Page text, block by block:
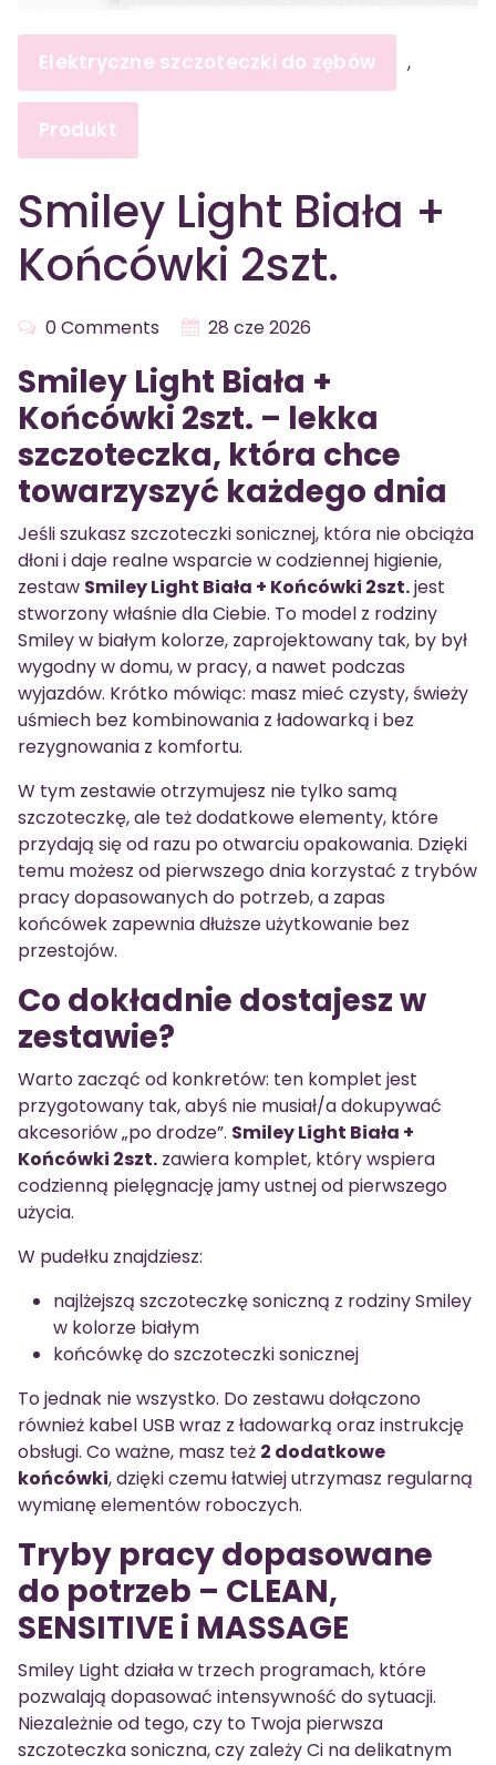
Elektryczne szczoteczki do zębów ,
Produkt
Smiley Light Biała +
Końcówki 2szt.
0 Comments 28 cze 2026
Smiley Light Biała +
Końcówki 2szt. – lekka
szczoteczka, która chce
towarzyszyć każdego dnia
Jeśli szukasz szczoteczki sonicznej, która nie obciąża
dłoni i daje realne wsparcie w codziennej higienie,
zestaw Smiley Light Biała + Końcówki 2szt.jest
stworzony właśnie dla Ciebie. To model z rodziny
Smiley w białym kolorze, zaprojektowany tak, by był
wygodny w domu, w pracy, a nawet podczas
wyjazdów. Krótko mówiąc: masz mieć czysty, świeży
uśmiech bez kombinowania z ładowarką i bez
rezygnowania z komfortu.
W tym zestawie otrzymujesz nie tylko samą
szczoteczkę, ale też dodatkowe elementy, które
przydają się od razu po otwarciu opakowania. Dzięki
temu możesz od pierwszego dnia korzystać z trybów
pracy dopasowanych do potrzeb, a zapas
końcówek zapewnia dłuższe użytkowanie bez
przestojów.
Co dokładnie dostajesz w
zestawie?
Warto zacząć od konkretów: ten komplet jest
przygotowany tak, abyś nie musiał/a dokupywać
akcesoriów „po drodze”. Smiley Light Biała +
Końcówki 2szt. zawiera komplet, który wspiera
codzienną pielęgnację jamy ustnej od pierwszego
użycia.
W pudełku znajdziesz:
najlżejszą szczoteczkę soniczną z rodziny Smiley
w kolorze białym
końcówkę do szczoteczki sonicznej
To jednak nie wszystko. Do zestawu dołączono
również kabel USB wraz z ładowarką oraz instrukcję
obsługi. Co ważne, masz też 2 dodatkowe
końcówki, dzięki czemu łatwiej utrzymasz regularną
wymianę elementów roboczych.
Tryby pracy dopasowane
do potrzeb – CLEAN,
SENSITIVE i MASSAGE
Smiley Light działa w trzech programach, które
pozwalają dopasować intensywność do sytuacji.
Niezależnie od tego, czy to Twoja pierwsza
szczoteczka soniczna, czy zależy Ci na delikatnym